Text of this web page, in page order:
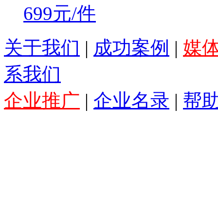
699元/件
关于我们 | 成功案例 | 媒
系我们
企业推广 | 企业名录 | 帮